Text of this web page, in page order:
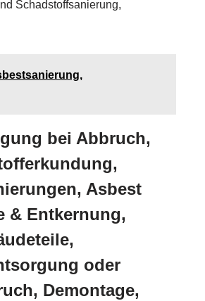
Schadstoffsanierung,
bei Abbruch,
Asbest
& Entkernung,
oder
Demontage,